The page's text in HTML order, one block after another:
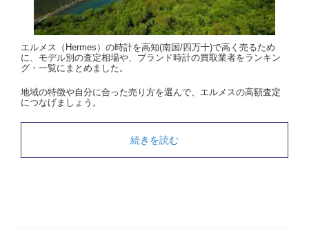
エルメス（Hermes）の時計を高知(南国/四万十)で高く売るため
に、モデル別の査定相場や、ブランド時計の買取業者をランキン
グ・一覧にまとめました。
地域の特徴や自分に合った売り方を選んで、エルメスの高額査定
につなげましょう。
続きを読む